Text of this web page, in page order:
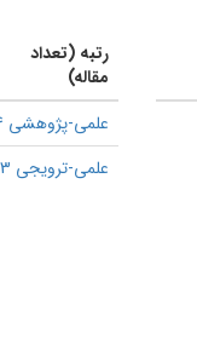
رتبه (تعداد
مقاله)
علمی-پژوهشی 4
علمی-ترویجی 3